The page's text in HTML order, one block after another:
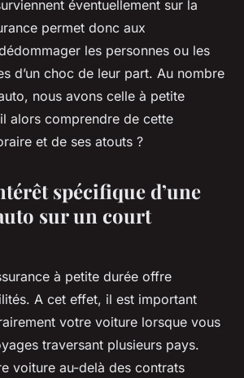
éventuellement sur la
permet donc aux
les personnes ou les
d’un choc de leur part. Au nombre
nous avons celle à petite
alors comprendre de cette
et de ses atouts ?
spécifique d’une
sur un court
à petite durée offre
A cet effet, il est important
votre voiture lorsque vous
traversant plusieurs pays.
voiture au-delà des contrats